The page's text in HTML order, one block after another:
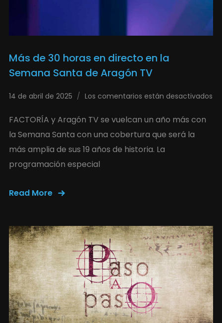
Más de 30 horas en directo en la
Semana Santa de Aragón TV
14 de abril de 2025 Los comentarios están desactivados
FACTORÍA y Aragón TV se vuelcan un año más con
la Semana Santa con una cobertura que será la
más amplia de sus 19 años de historia. La
programación especial
Read More